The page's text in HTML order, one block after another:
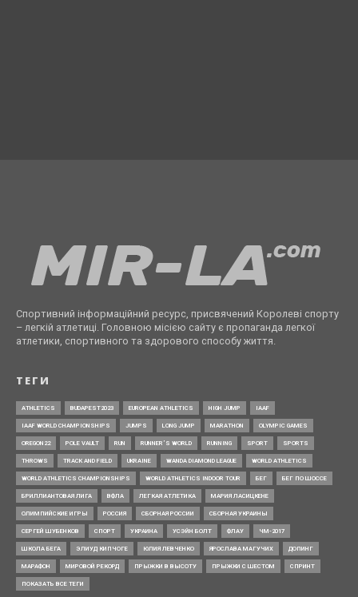
Спортивний інформаційний ресурс, присвячений Королеві спорту
– легкій атлетиці. Головною місією сайту є пропаганда легкої
атлетики, спортивного та здорового способу життя.
ТЕГИ
ATHLETICS BUDAPEST2023 EUROPEAN ATHLETICS HIGH JUMP IAAF
IAAF WORLD CHAMPIONSHIPS JUMPS LONG JUMP MARATHON OLYMPIC GAMES
OREGON22 POLE VAULT RUN RUNNER’S WORLD RUNNING SPORT SPORTS
THROWS TRACK AND FIELD UKRAINE WANDA DIAMOND LEAGUE WORLD ATHLETICS
WORLD ATHLETICS CHAMPIONSHIPS WORLD ATHLETICS INDOOR TOUR БЕГ БЕГ ПО ШОССЕ
БРИЛЛИАНТОВАЯ ЛИГА ВФЛА ЛЕГКАЯ АТЛЕТИКА МАРИЯ ЛАСИЦКЕНЕ
ОЛИМПИЙСКИЕ ИГРЫ РОССИЯ СБОРНАЯ РОССИИ СБОРНАЯ УКРАИНЫ
СЕРГЕЙ ШУБЕНКОВ СПОРТ УКРАИНА УСЭЙН БОЛТ ФЛАУ ЧМ-2017
ШКОЛА БЕГА ЭЛИУД КИПЧОГЕ ЮЛИЯ ЛЕВЧЕНКО ЯРОСЛАВА МАГУЧИХ ДОПИНГ
МАРАФОН МИРОВОЙ РЕКОРД ПРЫЖКИ В ВЫСОТУ ПРЫЖКИ С ШЕСТОМ СПРИНТ
ПОКАЗАТЬ ВСЕ ТЕГИ